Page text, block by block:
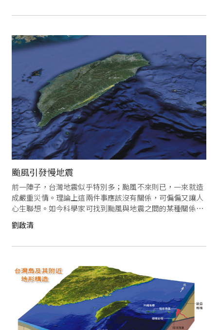
颱風引發慢地震
前一陣子，台灣地震似乎特別多；颱風不來則已，一來就造
成嚴重災情。理論上這兩件事應該沒有關係，可偏偏又讓人
心生聯想。如今科學家可找到颱風與地震之間的某種關係
量……
劉啟清